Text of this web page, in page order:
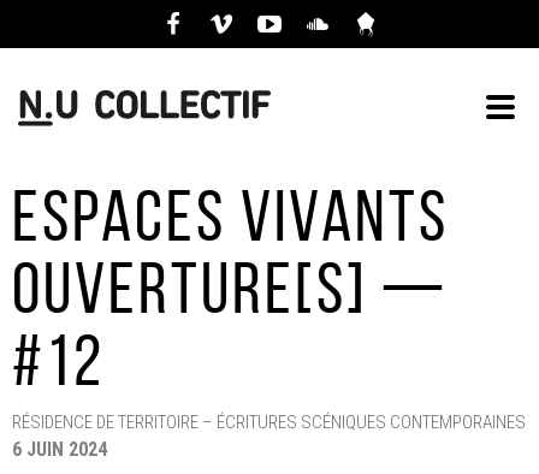
Espaces Vivants
Ouverture[S] —
#12
RÉSIDENCE DE TERRITOIRE – ÉCRITURES SCÉNIQUES CONTEMPORAINES
6 JUIN 2024